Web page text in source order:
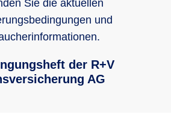
Sie die aktuellen
und
der R+V
AG